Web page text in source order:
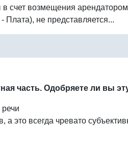
счет возмещения
не представляется...
часть. Одобряете ли вы
а это всегда чревато